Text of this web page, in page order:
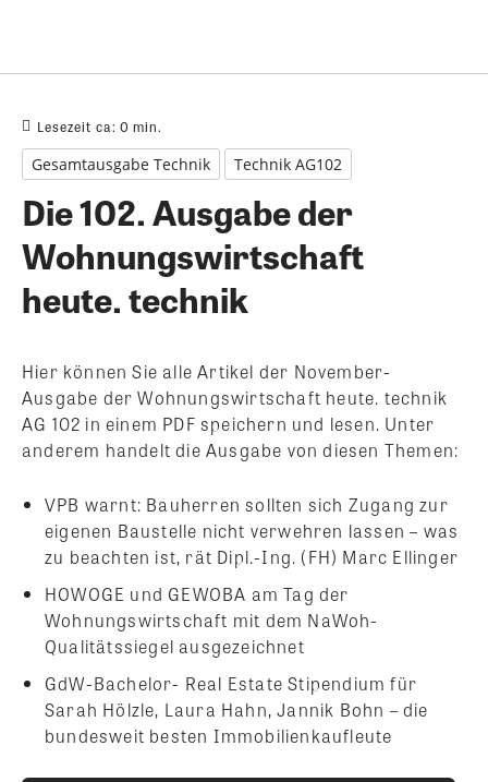
Lesezeit ca: 0 min.
Gesamtausgabe Technik Technik AG102
Die 102. Ausgabe der
Wohnungswirtschaft
heute. technik
Hier können Sie alle Artikel der November-
Ausgabe der Wohnungswirtschaft heute. technik
AG 102 in einem PDF speichern und lesen. Unter
anderem handelt die Ausgabe von diesen Themen:
VPB warnt: Bauherren sollten sich Zugang zur
eigenen Baustelle nicht verwehren lassen – was
zu beachten ist, rät Dipl.-Ing. (FH) Marc Ellinger
HOWOGE und GEWOBA am Tag der
Wohnungswirtschaft mit dem NaWoh-
Qualitätssiegel ausgezeichnet
GdW-Bachelor- Real Estate Stipendium für
Sarah Hölzle, Laura Hahn, Jannik Bohn – die
bundesweit besten Immobilienkaufleute